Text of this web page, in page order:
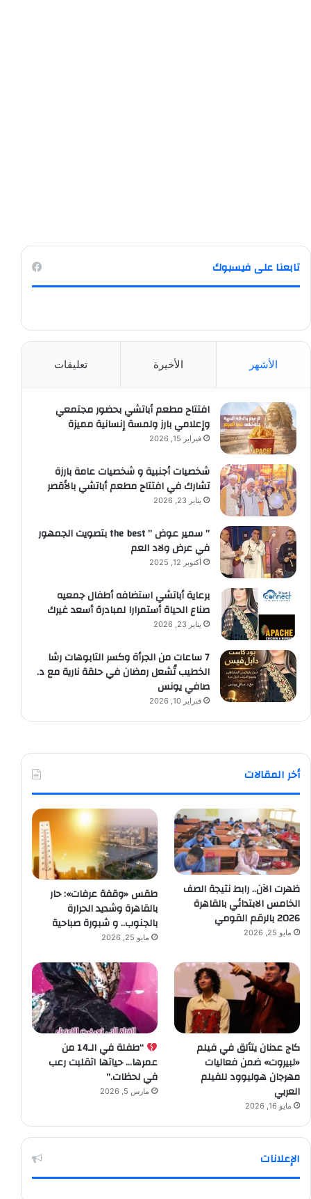
تابعنا على فيسبوك
الأشهر الأخيرة تعليقات
افتتاح مطعم أباتشي بحضور مجتمعي
وإعلامي بارز ولمسة إنسانية مميزة
فبراير 15, 2026
شخصيات أجنبية و شخصيات عامة بارزة
تشارك في افتتاح مطعم أباتشي بالأقصر
يناير 23, 2026
” سمير عوض ” the best بتصويت الجمهور
في عرض ولاد العم
أكتوبر 12, 2025
برعاية أباتشي استضافه أطفال جمعيه
صناع الحياة أستمرارا لمبادرة أسعد غيرك
يناير 23, 2026
7 ساعات من الجرأة وكسر التابوهات رشا
الخطيب تُشعل رمضان في حلقة نارية مع د.
صافي يونس
فبراير 10, 2026
أخر المقالات
ظهرت الآن.. رابط نتيجة الصف
الخامس الابتدائي بالقاهرة
2026 بالرقم القومي
مايو 25, 2026
طقس «وقفة عرفات»: حار
بالقاهرة وشديد الحرارة
بالجنوب.. و شبورة صباحية
مايو 25, 2026
كاج عدنان يتألق في فيلم
«لبيروت» ضمن فعاليات
مهرجان هوليوود للفيلم
العربي
مايو 16, 2026
“طفلة في الـ14 من
عمرها… حياتها اتقلبت رعب
في لحظات.”
مارس 5, 2026
الإعلانات